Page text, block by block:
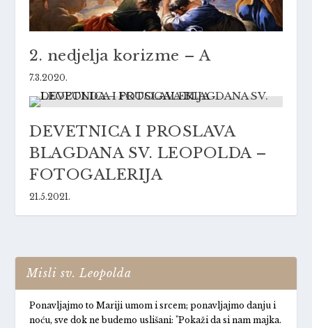
2. nedjelja korizme – A
7.3.2020.
DEVETNICA I PROSLAVA
BLAGDANA SV. LEOPOLDA –
FOTOGALERIJA
21.5.2021.
Misli sv. Leopolda
Ponavljajmo to Mariji umom i srcem; ponavljajmo danju i
noću, sve dok ne budemo uslišani: "Pokaži da si nam majka.